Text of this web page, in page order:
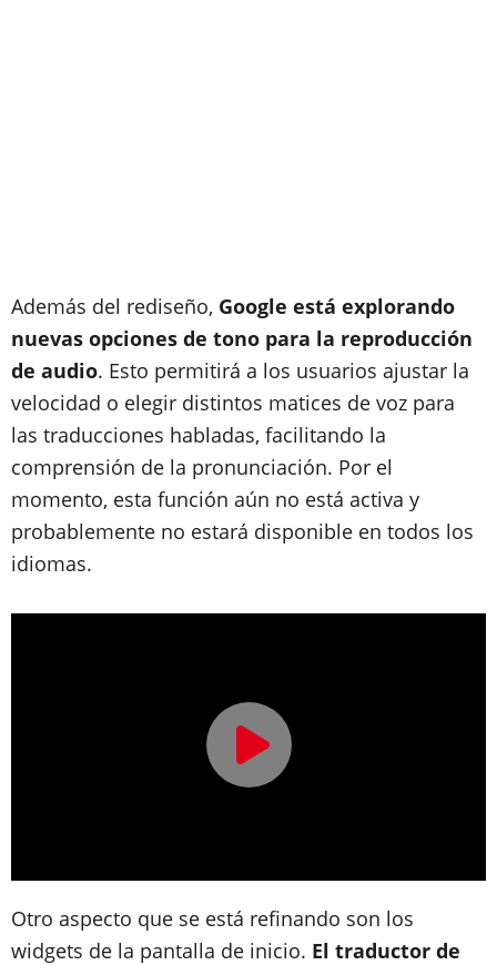
Además del rediseño, Google está explorando
nuevas opciones de tono para la reproducción
de audio. Esto permitirá a los usuarios ajustar la
velocidad o elegir distintos matices de voz para
las traducciones habladas, facilitando la
comprensión de la pronunciación. Por el
momento, esta función aún no está activa y
probablemente no estará disponible en todos los
idiomas.
Otro aspecto que se está refinando son los
widgets de la pantalla de inicio. El traductor de